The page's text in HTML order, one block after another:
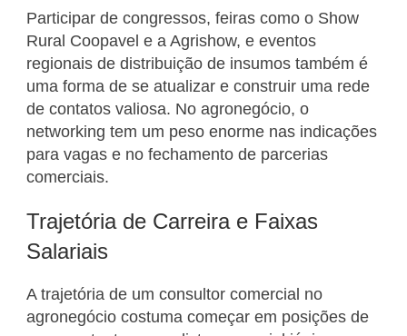
Participar de congressos, feiras como o Show
Rural Coopavel e a Agrishow, e eventos
regionais de distribuição de insumos também é
uma forma de se atualizar e construir uma rede
de contatos valiosa. No agronegócio, o
networking tem um peso enorme nas indicações
para vagas e no fechamento de parcerias
comerciais.
Trajetória de Carreira e Faixas
Salariais
A trajetória de um consultor comercial no
agronegócio costuma começar em posições de